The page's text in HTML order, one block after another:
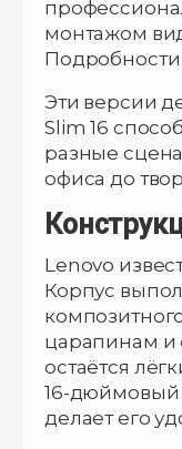
монтажом
Эти версии
Slim 16
разные
офиса до
Lenovo
Корпус
царапинам и
остаётся
16-дюймовый
делает его